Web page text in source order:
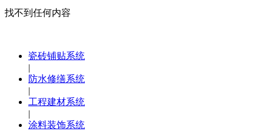
找不到任何内容
瓷砖铺贴系统
|
防水修缮系统
|
工程建材系统
|
涂料装饰系统